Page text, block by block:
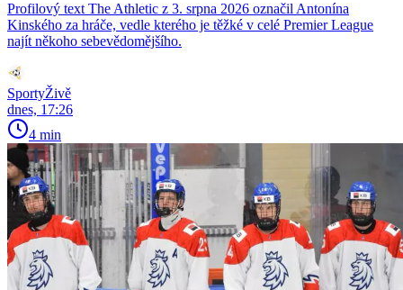
Profilový text The Athletic z 3. srpna 2026 označil Antonína
Kinského za hráče, vedle kterého je těžké v celé Premier League
najít někoho sebevědomějšího.
SportyŽivě
dnes, 17:26
4 min